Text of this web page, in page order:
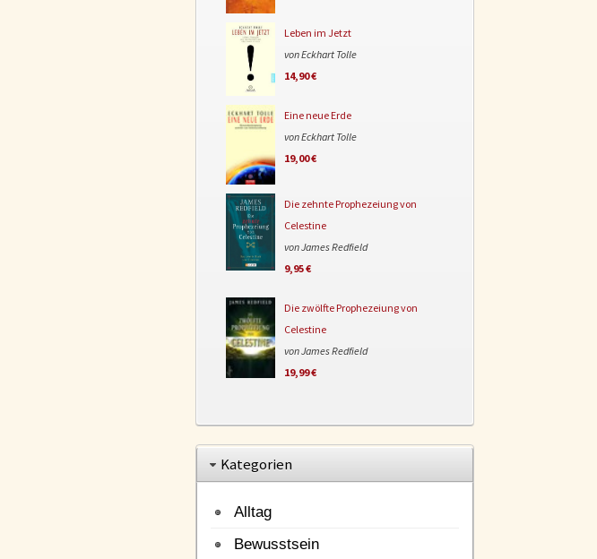
Leben im Jetzt
von Eckhart Tolle
14,90 €
Eine neue Erde
von Eckhart Tolle
19,00 €
Die zehnte Prophezeiung von
Celestine
von James Redfield
9,95 €
Die zwölfte Prophezeiung von
Celestine
von James Redfield
19,99 €
Kategorien
Alltag
Bewusstsein